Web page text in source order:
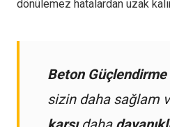
dönülemez hatalardan uzak
Beton Güçlendirme
sizin daha sağlam